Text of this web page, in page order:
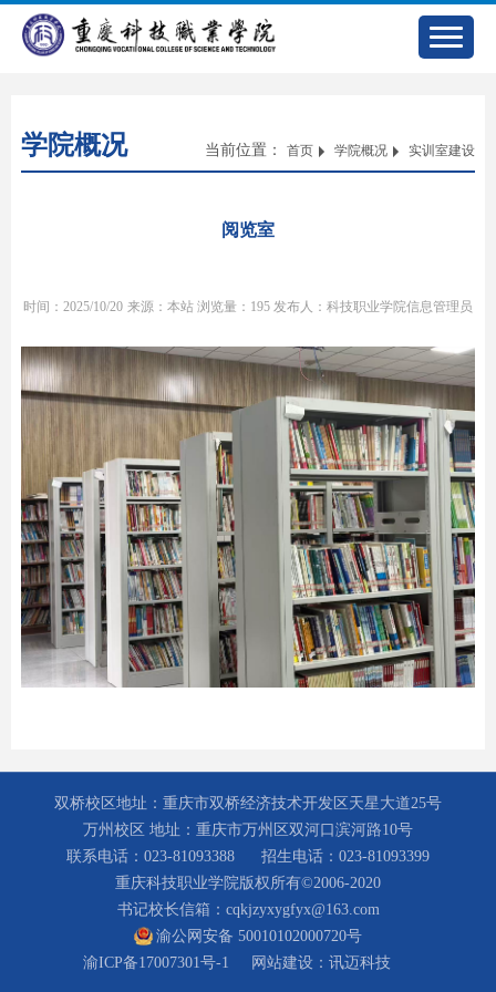
学院概况 当前位置：首页 学院概况 实训室建设
阅览室
时间：2025/10/20 来源：本站 浏览量： 195 发布人：科技职业学院信息管理员
双桥校区地址：重庆市双桥经济技术开发区天星大道25号
万州校区 地址：重庆市万州区双河口滨河路10号
联系电话：023-81093388
招生电话：023-81093399
重庆科技职业学院版权所有©2006-2020
书记校长信箱：cqkjzyxygfyx@163.com
渝公网安备 50010102000720号
渝ICP备17007301号-1
网站建设： 讯迈科技